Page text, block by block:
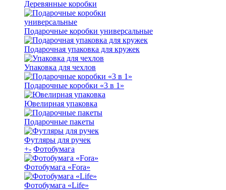
Деревянные коробки
Подарочные коробки универсальные
Подарочная упаковка для кружек
Упаковка для чехлов
Подарочные коробки «3 в 1»
Ювелирная упаковка
Подарочные пакеты
Футляры для ручек
+- Фотобумага
Фотобумага «Fora»
Фотобумага «Life»